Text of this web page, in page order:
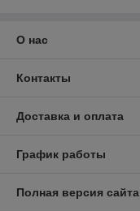
О нас
Контакты
Доставка и оплата
График работы
Полная версия сайта